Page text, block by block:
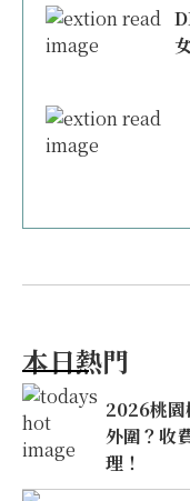
本日熱門
2026桃園
外圍？收
理！